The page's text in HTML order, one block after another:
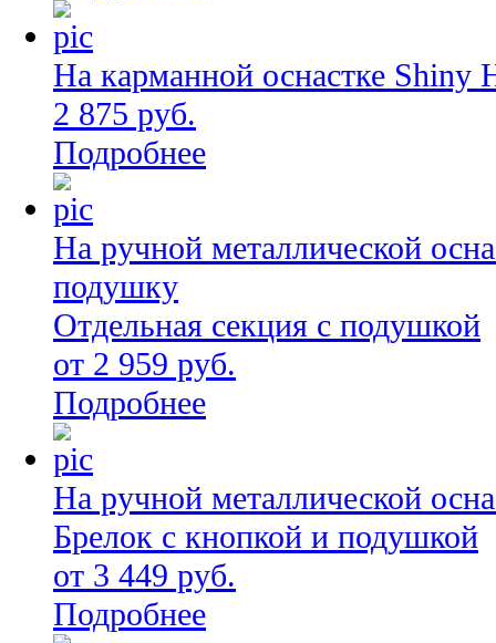
На карманной оснастке Shiny
2 875 руб.
Подробнее
На ручной металлической
подушку
Отдельная секция с подушкой
от 2 959 руб.
Подробнее
На ручной металлической
Брелок с кнопкой и подушкой
от 3 449 руб.
Подробнее